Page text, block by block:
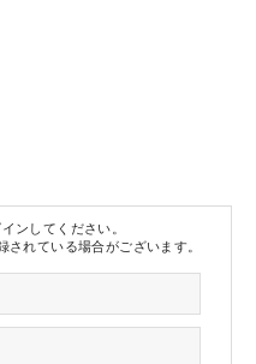
ンしてください。
れている場合がございます。